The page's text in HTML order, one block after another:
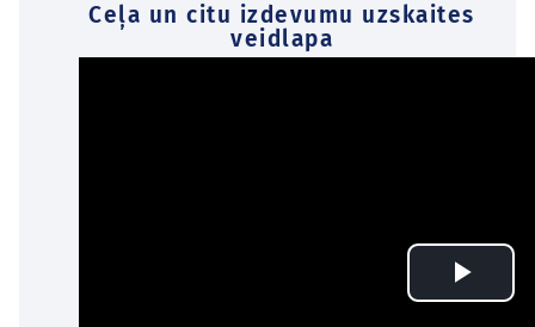
Ceļa un citu izdevumu uzskaites
veidlapa